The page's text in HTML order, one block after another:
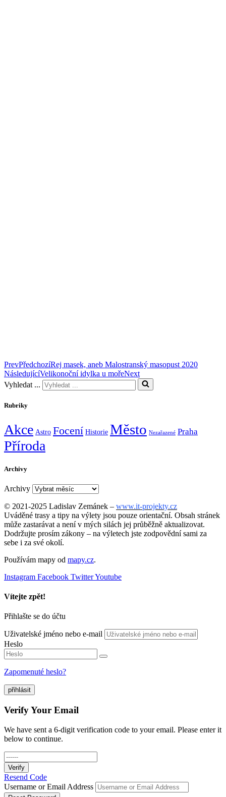
PrevPředchozíRej masek, aneb Malostranský masopust 2020
NásledujícíVelikonoční idylka u mořeNext
Vyhledat ...
Rubriky
Akce Astro Focení Historie Město Nezařazené Praha
Příroda
Archivy
Archivy
© 2021-2025 Ladislav Zemánek – www.it-projekty.cz
Uváděné trasy a tipy na výlety jsou pouze orientační. Obsah stránek
může zastarávat a není v mých silách jej průběžně aktualizovat.
Dodržujte prosím zákony – na výletech jste zodpovědní sami za
sebe i za své okolí.
Používám mapy od mapy.cz.
Instagram Facebook TwitterYoutube
Vítejte zpět!
Přihlašte se do účtu
Uživatelské jméno nebo e-mail
Heslo
Zapomenuté heslo?
přihlásit
Verify Your Email
We have sent a 6-digit verification code to your email. Please enter it
below to continue.
Verify
Resend Code
Username or Email Address